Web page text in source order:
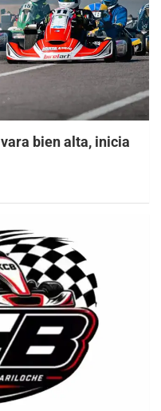
vara bien alta, inicia